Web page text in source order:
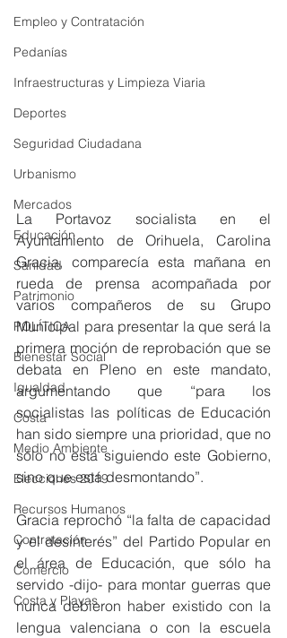
Empleo y Contratación
Pedanías
Infraestructuras y Limpieza Viaria
Deportes
Seguridad Ciudadana
Urbanismo
Mercados
Educación
Sanidad
Patrimonio
POLÍTICA
Bienestar Social
Igualdad
Costa
Medio Ambiente
Elecciones 2019
Recursos Humanos
Contratación
Comercio
Costa y Playas
La Portavoz socialista en el
Ayuntamiento de Orihuela, Carolina
Gracia, comparecía esta mañana en
rueda de prensa acompañada por
varios compañeros de su Grupo
Municipal para presentar la que será la
primera moción de reprobación que se
debata en Pleno en este mandato,
argumentando que “para los
socialistas las políticas de Educación
han sido siempre una prioridad, que no
sólo no está siguiendo este Gobierno,
sino que está desmontando”.
Gracia reprochó “la falta de capacidad
y el desinterés” del Partido Popular en
el área de Educación, que sólo ha
servido -dijo- para montar guerras que
nunca debieron haber existido con la
lengua valenciana o con la escuela